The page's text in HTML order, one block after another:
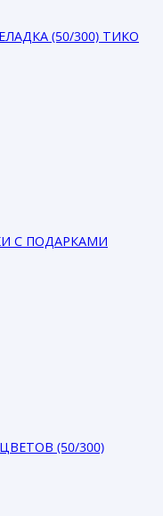
(50/300) ТИКО
С ПОДАРКАМИ
(50/300)